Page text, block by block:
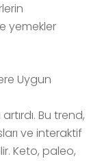
yemekler
Uygun
Bu trend,
ve interaktif
Keto, paleo,